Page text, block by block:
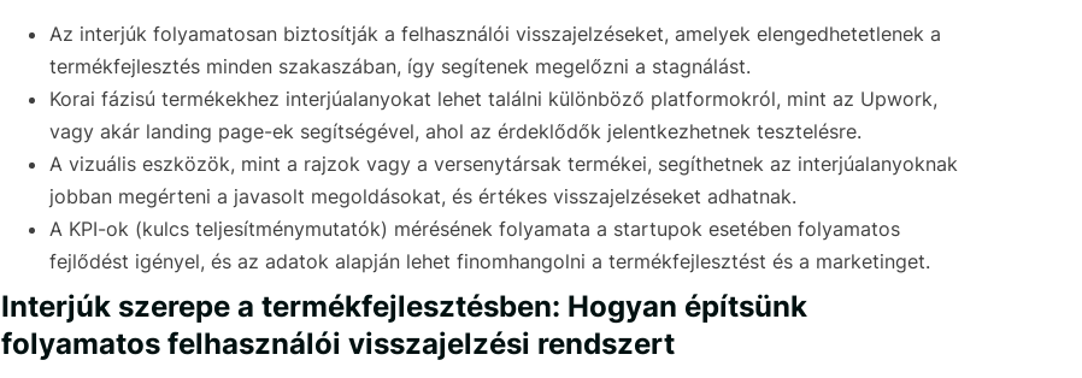
Az interjúk folyamatosan biztosítják a felhasználói visszajelzéseket, amelyek elengedhetetlenek a
termékfejlesztés minden szakaszában, így segítenek megelőzni a stagnálást.
Korai fázisú termékekhez interjúalanyokat lehet találni különböző platformokról, mint az Upwork,
vagy akár landing page-ek segítségével, ahol az érdeklődők jelentkezhetnek tesztelésre.
A vizuális eszközök, mint a rajzok vagy a versenytársak termékei, segíthetnek az interjúalanyoknak
jobban megérteni a javasolt megoldásokat, és értékes visszajelzéseket adhatnak.
A KPI-ok (kulcs teljesítménymutatók) mérésének folyamata a startupok esetében folyamatos
fejlődést igényel, és az adatok alapján lehet finomhangolni a termékfejlesztést és a marketinget.
Interjúk szerepe a termékfejlesztésben: Hogyan építsünk
folyamatos felhasználói visszajelzési rendszert